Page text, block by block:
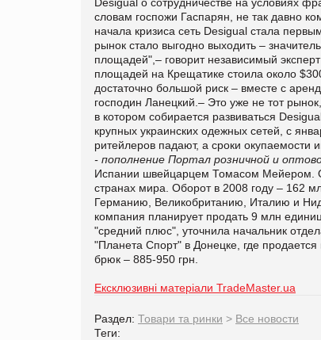
словам госпожи Гаспарян, не так давно
начала кризиса сеть Desigual стала
рынок стало выгодно выходить –
площадей",– говорит независимый
площадей на Крещатике стоила около
достаточно большой риск – вместе с
господин Ланецкий.– Это уже не тот
в котором собирается развиваться
крупных украинских одежных сетей, с
ритейлеров падают, а сроки окупаемости
- пополнение Портал розничной и
Испании швейцарцем Томасом Мейером.
странах мира. Оборот в 2008 году – 162
Германию, Великобританию, Италию и
компания планирует продать 9 млн
"средний плюс", уточнила начальник
"Планета Спорт" в Донецке, где
брюк – 885-950 грн.
Ексклюзивні матеріали TradeMaster.ua
Раздел: Товари та ринки > Все новости
Теги: